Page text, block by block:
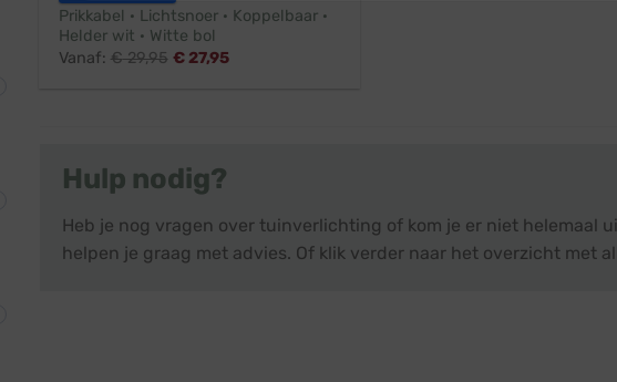
Prikkabel · Lichtsnoer · Koppelbaar ·
Helder wit · Witte bol
Vanaf: €29,95 €27,95
Hulp nodig?
Heb je nog vragen over tuinverlichting of kom je er niet helemaal
helpen je graag met advies. Of klik verder naar het overzicht met